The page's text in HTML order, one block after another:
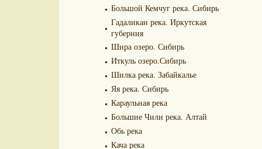
Большой Кемчуг река. Сибирь
Гадаликан река. Иркутская
губерния
Шира озеро. Сибирь
Иткуль озеро.Сибирь
Шилка река. Забайкалье
Яя река. Сибирь
Караульная река
Большие Чили река. Алтай
Обь река
Кача река